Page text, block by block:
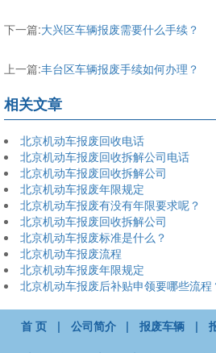
下一篇:大兴区车辆报废需要什么手续？
上一篇:丰台区车辆报废手续如何办理？
相关文章
北京机动车报废回收电话
北京机动车报废回收拆解公司电话
北京机动车报废回收拆解公司
北京机动车报废年限规定
北京机动车报废有没有年限要求呢？
北京机动车报废回收拆解公司
北京机动车报废标准是什么？
北京机动车报废流程
北京机动车报废年限规定
北京机动车报废后补贴申领要哪些流程
首 页 | 公司简介 | 报废车辆 |